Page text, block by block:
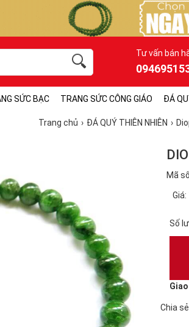
Tư vấn bán
SỨC BẠC TRANG SỨC CÔNG GIÁO ĐÁ
Trang chủ ĐÁ QUÝ THIÊN NHIÊN
Mã
Giá:
Số
Chia